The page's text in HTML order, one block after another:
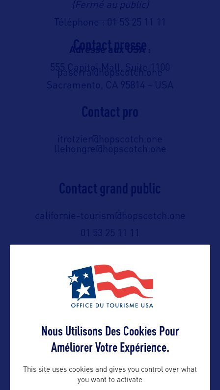
(Fermé au public)
Téléphone : 01 53 25 11 11
Adresse aux USA :
555 Capitol Mall, Suite 1100
Sacramento, CA 95814 – USA
Contact presse
paserra@hopscotch.one
Contact pro
itrotzier@hopscotch.one
llehongre@hopscotch.one
Contact grand public
californie-tourism@hopscotch.one
01 53 25 11 11
Suivre
Nous Utilisons Des Cookies Pour
Améliorer Votre Expérience.
This site uses cookies and gives you control over what
you want to activate